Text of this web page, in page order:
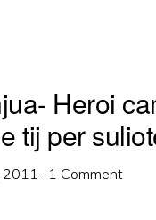
Heroi
tij per
2011 · 1 Comment